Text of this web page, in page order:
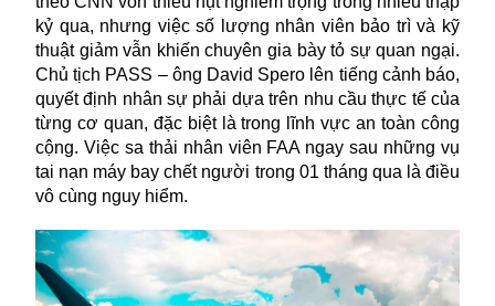
kỷ qua, nhưng việc số lượng nhân viên bảo trì và kỹ
thuật giảm vẫn khiến chuyên gia bày tỏ sự quan ngại.
Chủ tịch PASS – ông David Spero lên tiếng cảnh báo,
quyết định nhân sự phải dựa trên nhu cầu thực tế của
từng cơ quan, đặc biệt là trong lĩnh vực an toàn công
cộng. Việc sa thải nhân viên FAA ngay sau những vụ
tai nạn máy bay chết người trong 01 tháng qua là điều
vô cùng nguy hiểm.